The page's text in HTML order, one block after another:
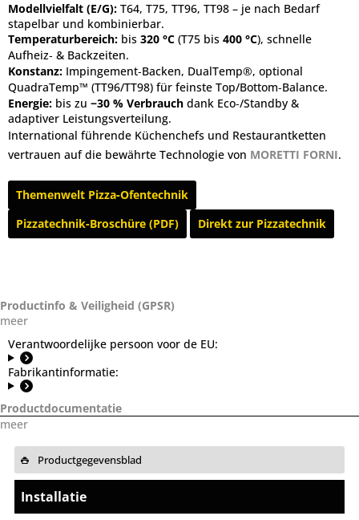
Modellvielfalt (E/G): T64, T75, TT96, TT98 – je nach Bedarf
stapelbar und kombinierbar.
Temperaturbereich: bis 320 °C (T75 bis 400 °C), schnelle
Aufheiz‑ & Backzeiten.
Konstanz: Impingement‑Backen, DualTemp®, optional
QuadraTemp™ (TT96/TT98) für feinste Top/Bottom‑Balance.
Energie: bis zu −30 % Verbrauch dank Eco‑/Standby &
adaptiver Leistungsverteilung.
International führende Küchenchefs und Restaurantketten
vertrauen auf die bewährte Technologie von MORETTI FORNI.
Themenwelt Pizza‑Ofentechnik
Pizzatechnik‑Broschüre (PDF)
Direkt zur Pizzatechnik
Productinfo & Veiligheid (GPSR)
meer
Verantwoordelijke persoon voor de EU:
Fabrikantinformatie:
Productdocumentatie
meer
Productgegevensblad
Installatie